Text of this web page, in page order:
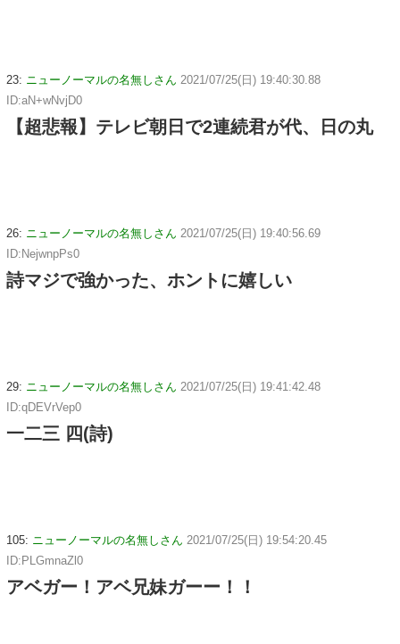
23: ニューノーマルの名無しさん 2021/07/25(日) 19:40:30.88
ID:aN+wNvjD0
【超悲報】テレビ朝日で2連続君が代、日の丸
26: ニューノーマルの名無しさん 2021/07/25(日) 19:40:56.69
ID:NejwnpPs0
詩マジで強かった、ホントに嬉しい
29: ニューノーマルの名無しさん 2021/07/25(日) 19:41:42.48
ID:qDEVrVep0
一二三 四(詩)
105: ニューノーマルの名無しさん 2021/07/25(日) 19:54:20.45
ID:PLGmnaZl0
アベガー！アベ兄妹ガーー！！